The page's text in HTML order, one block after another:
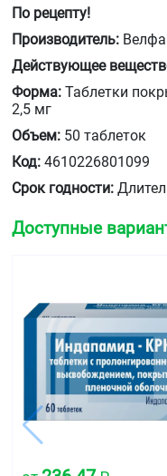
По рецепту!
Производитель:
Действующее
Форма: Таблетки
2,5 мг
Объем: 50 таблеток
Код: 4610226801099
Срок годности:
Доступные